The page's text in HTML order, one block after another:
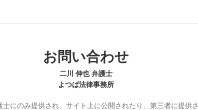
お問い合わせ
二川 伸也 弁護士
よつば法律事務所
士にのみ提供され、サイト上に公開されたり、第三者に提供